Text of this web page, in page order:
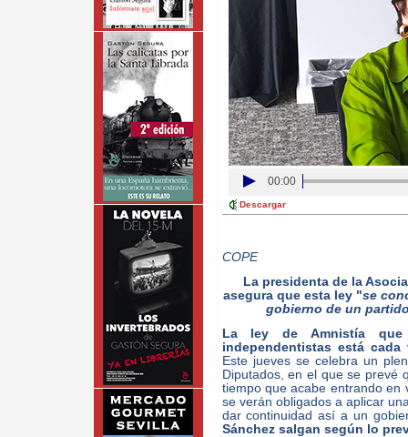
00:00
Descargar
COPE
La presidenta de la
asegura que esta ley "se
gobierno de un
La ley de Amnistía que
independentistas está
Este jueves se celebra un
Diputados, en el que se prevé
tiempo que acabe entrando en
se verán obligados a aplicar
dar continuidad así a un
Sánchez salgan según lo